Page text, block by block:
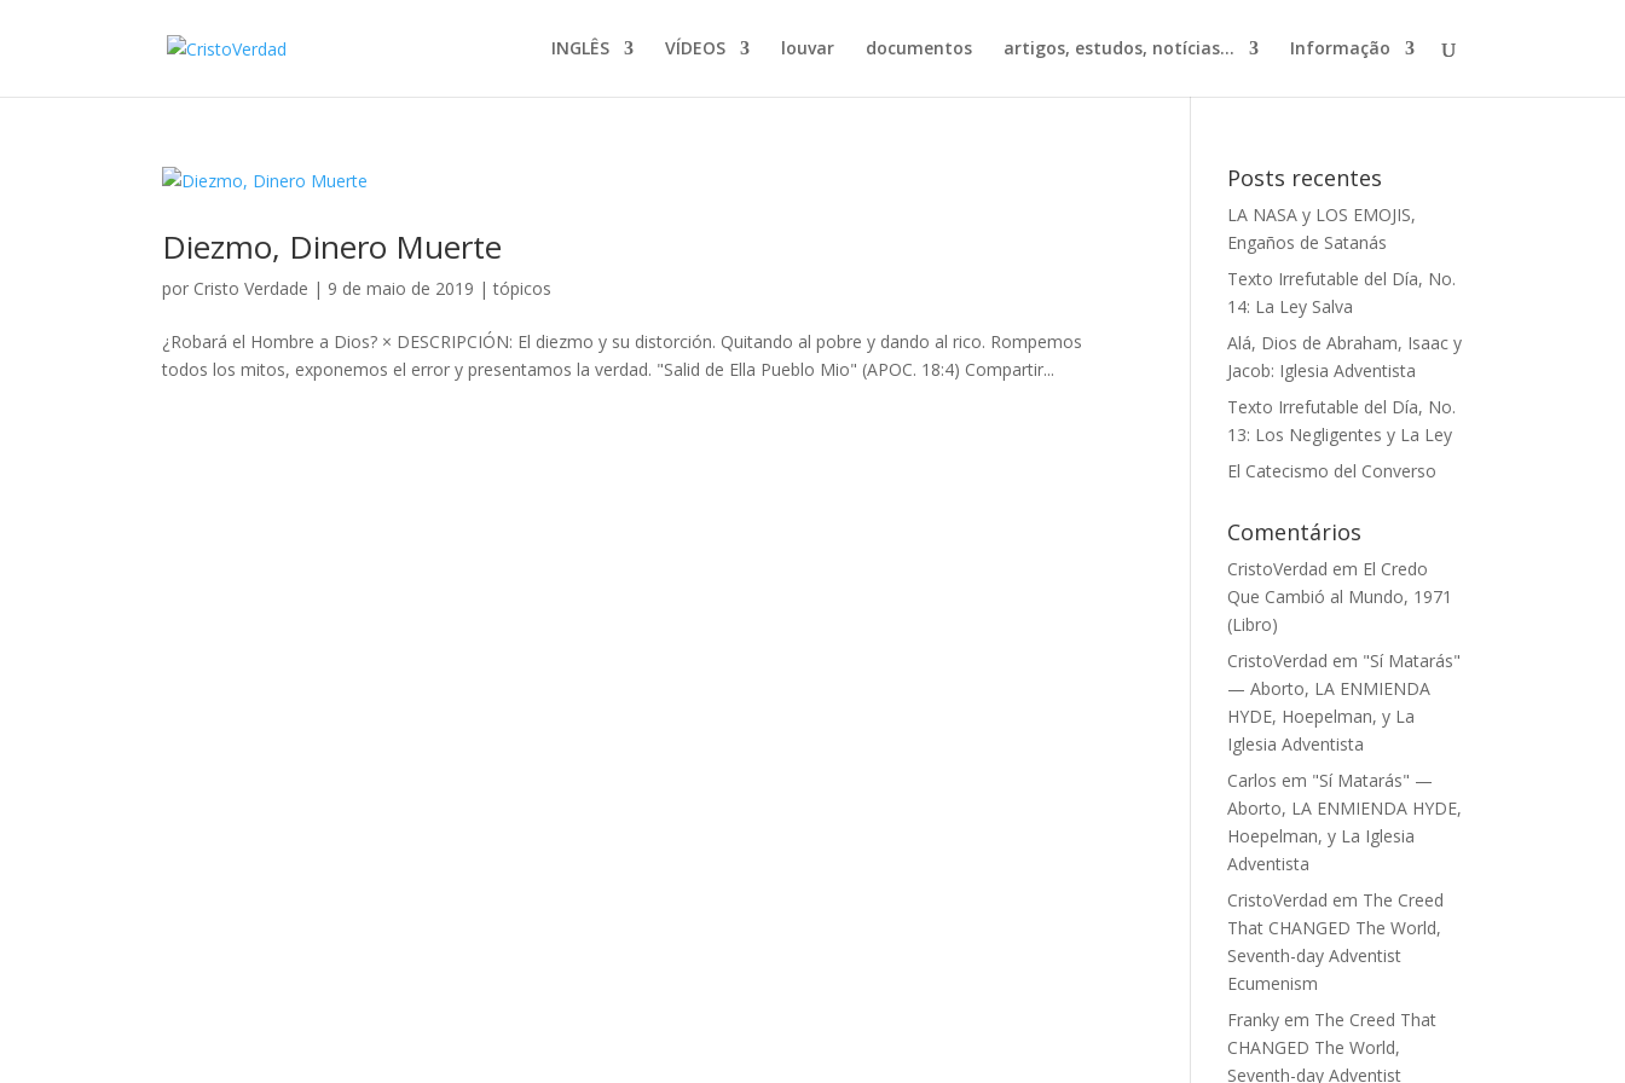
INGLÊS VÍDEOS louvar documentos artigos, estudos, notícias... Informação
Diezmo, Dinero Muerte
por Cristo Verdade | 9 de maio de 2019 |tópicos
¿Robará el Hombre a Dios? × DESCRIPCIÓN: El diezmo y su distorción. Quitando al pobre y dando al rico. Rompemos
todos los mitos, exponemos el error y presentamos la verdad. "Salid de Ella Pueblo Mio" (APOC. 18:4) Compartir...
Posts recentes
LA NASA y LOS EMOJIS,
Engaños de Satanás
Texto Irrefutable del Día, No.
14: La Ley Salva
Alá, Dios de Abraham, Isaac y
Jacob: Iglesia Adventista
Texto Irrefutable del Día, No.
13: Los Negligentes y La Ley
El Catecismo del Converso
Comentários
CristoVerdad em El Credo
Que Cambió al Mundo, 1971
(Libro)
CristoVerdad em "Sí Matarás"
— Aborto, LA ENMIENDA
HYDE, Hoepelman, y La
Iglesia Adventista
Carlos em "Sí Matarás" —
Aborto, LA ENMIENDA HYDE,
Hoepelman, y La Iglesia
Adventista
CristoVerdad em The Creed
That CHANGED The World,
Seventh-day Adventist
Ecumenism
Franky em The Creed That
CHANGED The World,
Seventh-day Adventist